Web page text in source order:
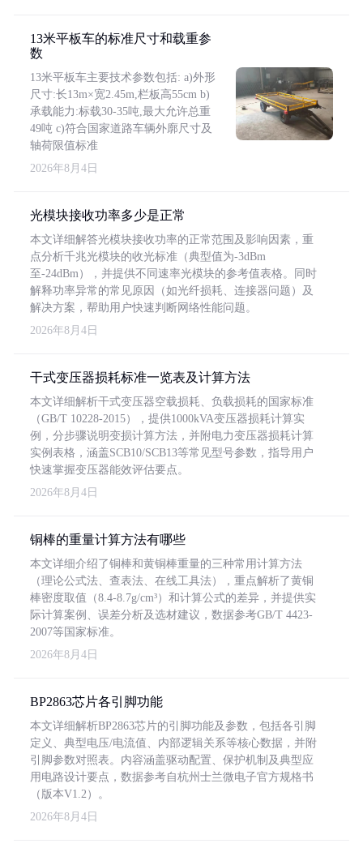
13米平板车的标准尺寸和载重参
数
13米平板车主要技术参数包括: a)外形
尺寸:长13m×宽2.45m,栏板高55cm b)
承载能力:标载30-35吨,最大允许总重
49吨 c)符合国家道路车辆外廓尺寸及
轴荷限值标准
2026年8月4日
光模块接收功率多少是正常
本文详细解答光模块接收功率的正常范围及影响因素，重
点分析千兆光模块的收光标准（典型值为-3dBm
至-24dBm），并提供不同速率光模块的参考值表格。同时
解释功率异常的常见原因（如光纤损耗、连接器问题）及
解决方案，帮助用户快速判断网络性能问题。
2026年8月4日
干式变压器损耗标准一览表及计算方法
本文详细解析干式变压器空载损耗、负载损耗的国家标准
（GB/T 10228-2015），提供1000kVA变压器损耗计算实
例，分步骤说明变损计算方法，并附电力变压器损耗计算
实例表格，涵盖SCB10/SCB13等常见型号参数，指导用户
快速掌握变压器能效评估要点。
2026年8月4日
铜棒的重量计算方法有哪些
本文详细介绍了铜棒和黄铜棒重量的三种常用计算方法
（理论公式法、查表法、在线工具法），重点解析了黄铜
棒密度取值（8.4-8.7g/cm³）和计算公式的差异，并提供实
际计算案例、误差分析及选材建议，数据参考GB/T 4423-
2007等国家标准。
2026年8月4日
BP2863芯片各引脚功能
本文详细解析BP2863芯片的引脚功能及参数，包括各引脚
定义、典型电压/电流值、内部逻辑关系等核心数据，并附
引脚参数对照表。内容涵盖驱动配置、保护机制及典型应
用电路设计要点，数据参考自杭州士兰微电子官方规格书
（版本V1.2）。
2026年8月4日